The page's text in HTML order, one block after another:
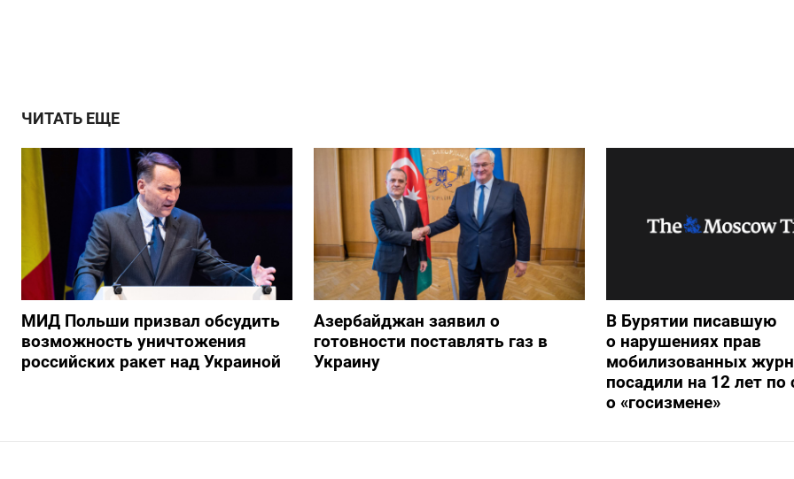
ЧИТАТЬ ЕЩЕ
МИД Польши призвал обсудить
возможность уничтожения
российских ракет над Украиной
Азербайджан заявил о
готовности поставлять газ в
Украину
В Бурятии писавшую
о нарушениях прав
мобилизованных
посадили на 12 лет по
о «госизмене»